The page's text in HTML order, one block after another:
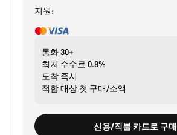
지원:
통화30+
최저 수수료 0.8%
도착 즉시
적합 대상 첫 구매/소액
신용/직불 카드로 구매